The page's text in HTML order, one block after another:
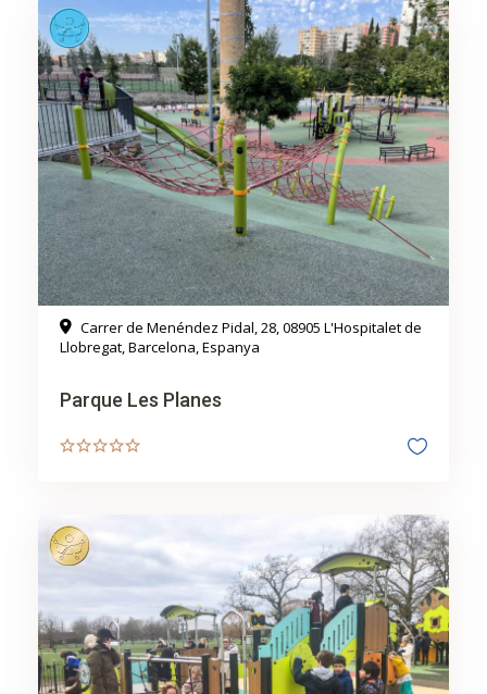
Carrer de Menéndez Pidal, 28, 08905 L'Hospitalet de
Llobregat, Barcelona, Espanya
Parque Les Planes